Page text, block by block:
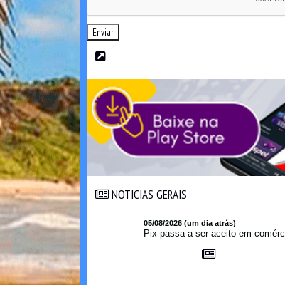
Enviar
NOTICIAS GERAIS
05/08/2026 (um dia atrás)
Pix passa a ser aceito em